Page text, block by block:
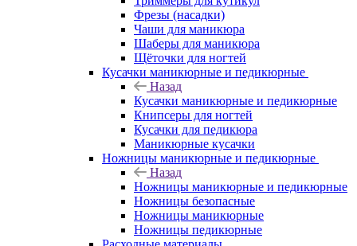
Фрезы (насадки)
Чаши для маникюра
Шаберы для маникюра
Щёточки для ногтей
Кусачки маникюрные и педикюрные
Назад
Кусачки маникюрные и педикюрные
Книпсеры для ногтей
Кусачки для педикюра
Маникюрные кусачки
Ножницы маникюрные и педикюрные
Назад
Ножницы маникюрные и педикюрные
Ножницы безопасные
Ножницы маникюрные
Ножницы педикюрные